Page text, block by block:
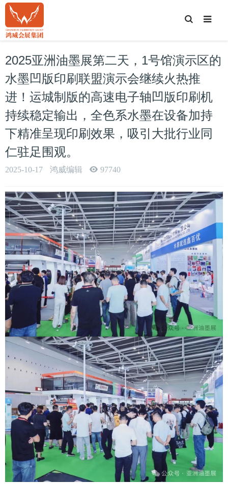
T
o
g
e
S
e
a
r
h
2025亚洲油墨展第二天，1号馆演示区的
水墨凹版印刷联盟演示会继续火热推
进！运城制版的高速电子轴凹版印刷机
持续稳定输出，全色系水墨在设备加持
下精准呈现印刷效果，吸引大批行业同
仁驻足围观。
2025-10-17 鸿威编辑 97740